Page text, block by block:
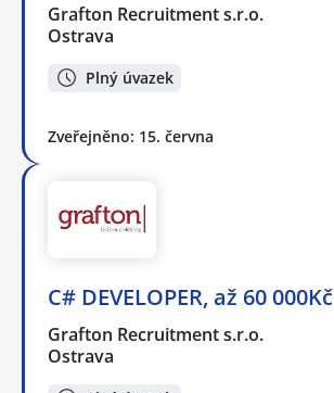
Grafton Recruitment s.r.o.
Ostrava
Plný úvazek
Zveřejněno: 15. června
C# DEVELOPER, až 60 000Kč
Grafton Recruitment s.r.o.
Ostrava